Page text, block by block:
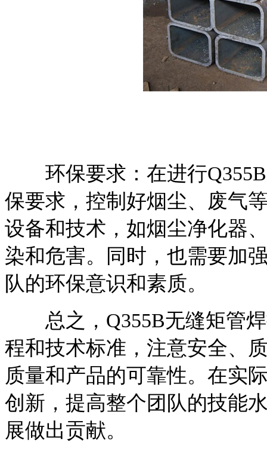
环保要求：在进行Q355B
保要求，控制好烟尘、废气
设备和技术，如烟尘净化器
染和危害。同时，也需要加
队的环保意识和素质。
总之，Q355B无缝矩管焊
程和技术标准，注意安全、
质量和产品的可靠性。在实
创新，提高整个团队的技能
展做出贡献。